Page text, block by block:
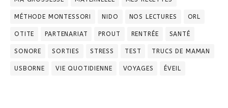
MÉTHODE MONTESSORI NIDO NOS LECTURES ORL
OTITE PARTENARIAT PROUT RENTRÉE SANTÉ
SONORE SORTIES STRESS TEST TRUCS DE MAMAN
USBORNE VIE QUOTIDIENNE VOYAGES ÉVEIL